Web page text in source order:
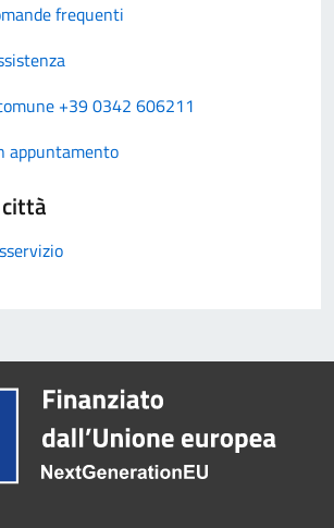
frequenti
+39 0342 606211
appuntamento